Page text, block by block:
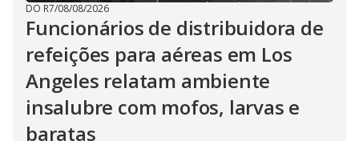
DO R7/08/08/2026
Funcionários de distribuidora de
refeições para aéreas em Los
Angeles relatam ambiente
insalubre com mofos, larvas e
baratas